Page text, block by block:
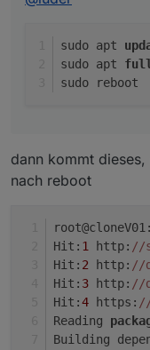
sudo apt
sudo apt
sudo reboot
dann kommt
nach reboot
Hit: 1 http: //
Hit: 2 http: //d
Hit: 3 http: //d
Hit:4 https:
Reading
Building